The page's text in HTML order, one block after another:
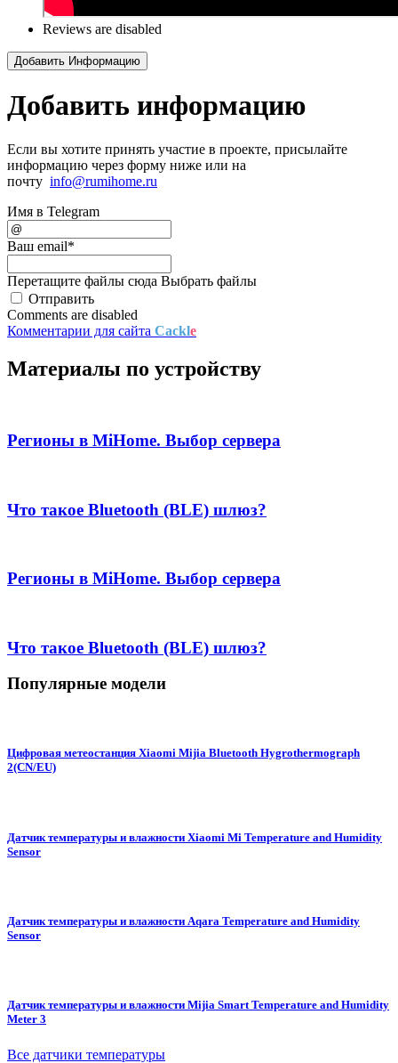
Reviews are disabled
Добавить Информацию
Добавить информацию
Если вы хотите принять участие в проекте, присылайте
информацию через форму ниже или на
почту info@rumihome.ru
Имя в Telegram
Ваш email*
Перетащите файлы сюда Выбрать файлы
Отправить
Comments are disabled
Комментарии для сайта Cackle
Материалы по устройству
Регионы в MiHome. Выбор сервера
Что такое Bluetooth (BLE) шлюз?
Регионы в MiHome. Выбор сервера
Что такое Bluetooth (BLE) шлюз?
Популярные модели
Цифровая метеостанция Xiaomi Mijia Bluetooth Hygrothermograph
2(CN/EU)
Датчик температуры и влажности Xiaomi Mi Temperature and Humidity
Sensor
Датчик температуры и влажности Aqara Temperature and Humidity
Sensor
Датчик температуры и влажности Mijia Smart Temperature and Humidity
Meter 3
Все датчики температуры